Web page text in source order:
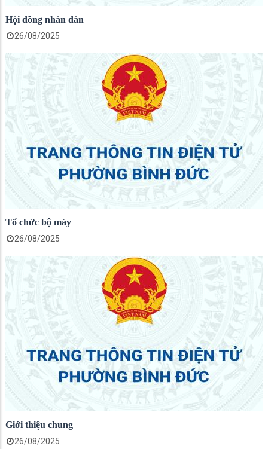
Hội đồng nhân dân
26/08/2025
Tổ chức bộ máy
26/08/2025
Giới thiệu chung
26/08/2025